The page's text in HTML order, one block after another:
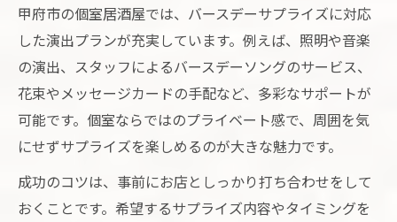
甲府市の個室居酒屋では、バースデーサプライズに対応
した演出プランが充実しています。例えば、照明や音楽
の演出、スタッフによるバースデーソングのサービス、
花束やメッセージカードの手配など、多彩なサポートが
可能です。個室ならではのプライベート感で、周囲を気
にせずサプライズを楽しめるのが大きな魅力です。
成功のコツは、事前にお店としっかり打ち合わせをして
おくことです。希望するサプライズ内容やタイミングを